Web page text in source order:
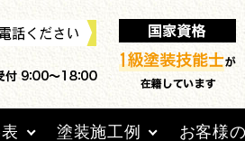
塗装施工例 お客様